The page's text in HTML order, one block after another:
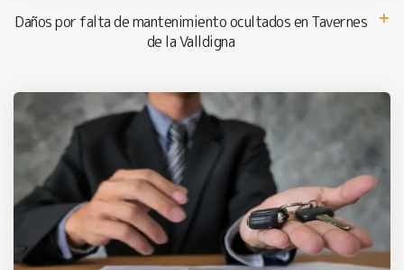
Daños por falta de mantenimiento ocultados en Tavernes
de la Valldigna